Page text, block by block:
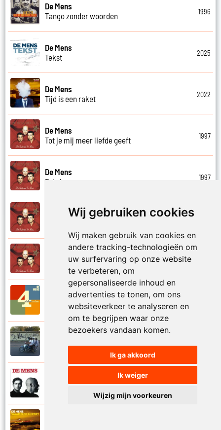
Wij gebruiken cookies
Wij maken gebruik van cookies en
andere tracking-technologieën om
uw surfervaring op onze website
te verbeteren, om
gepersonaliseerde inhoud en
advertenties te tonen, om ons
websiteverkeer te analyseren en
om te begrijpen waar onze
bezoekers vandaan komen.
Ik ga akkoord
Ik weiger
Wijzig mijn voorkeuren
De Mens
Tango zonder woorden
1996
De Mens
Tekst
2025
De Mens
Tijd is een raket
2022
De Mens
Tot je mij meer liefde geeft
1997
De Mens
Tot ziens
1997
De Mens
Val niet in liefde I
Val niet in liefde II
De Mens
Vier akkoorden
Vlinderhart